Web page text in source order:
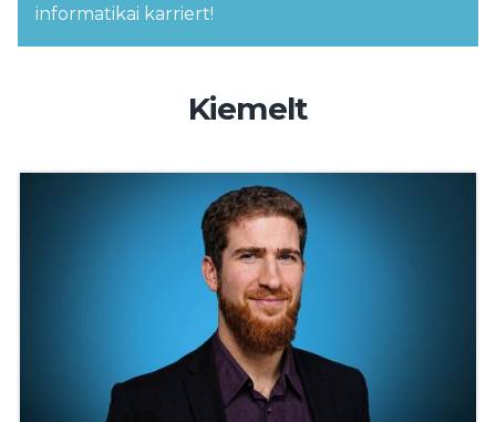
informatikai karriert!
Kiemelt